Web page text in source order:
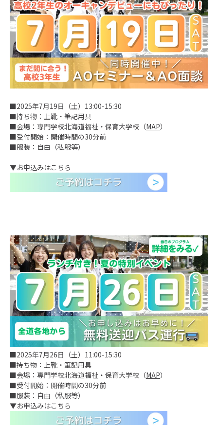
■2025年7月19日（土）13:00-15:30
■持ち物：上靴・筆記用具
■会場：専門学校北海道福祉・保育大学校（MAP）
■受付開始：開催時間の30分前
■服装：自由（私服等）
▼お申込みはこちら
■2025年7月26日（土）11:00-15:30
■持ち物：上靴・筆記用具
■会場：専門学校北海道福祉・保育大学校（MAP）
■受付開始：開催時間の30分前
■服装：自由（私服等）
▼お申込みはこちら